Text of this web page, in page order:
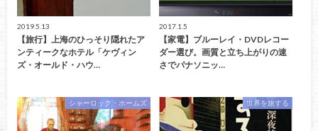
2019.5.13
【旅行】上海のひっそり隠れたア
ンティークなホテル「ケヴィン
ズ・オールド・ハウ…
2017.1.5
【家電】ブルーレイ・DVDレコー
ダー選び。画質と立ち上がりの速
さでパナソニッ…
シャーロック・ホームズ 世界を旅する